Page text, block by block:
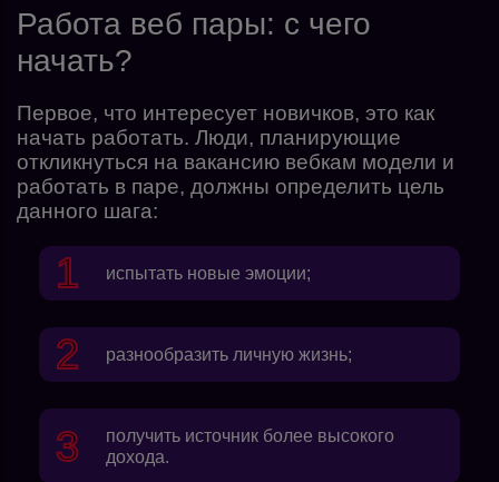
Работа веб пары: с чего
начать?
Первое, что интересует новичков, это как
начать работать. Люди, планирующие
откликнуться на вакансию вебкам модели и
работать в паре, должны определить цель
данного шага:
испытать новые эмоции;
разнообразить личную жизнь;
получить источник более высокого
дохода.